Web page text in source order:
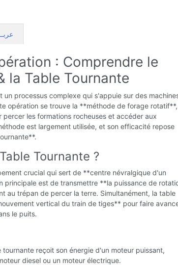
: Comprendre le
la Table Tournante
processus complexe qui s'appuie sur des
opération se trouve la **méthode de forage rotatif**,
les formations rocheuses et accéder aux
est largement utilisée, et son efficacité repose
Tournante ?
crucial qui sert de **centre névralgique d'un
principale est de transmettre **la puissance de
au trépan de percer la terre. Simultanément, la table
vertical du train de tiges** pour faire
le puits.
reçoit son énergie d'un moteur puissant,
diesel ou un moteur électrique.